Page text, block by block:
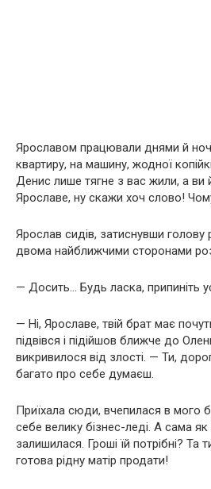
Ярославом працювали днями й
квартиру, на машину, жодної
Денис лише тягне з вас жили, а ви
Ярославе, ну скажи хоч слово!
Ярослав сидів, затиснувши голову
двома найближчими сторонами
— Досить… Будь ласка, припиніть
— Ні, Ярославе, твій брат має
підвівся і підійшов ближче до
викривилося від злості. — Ти,
багато про себе думаєш.
Приїхала сюди, вчепилася в мого
себе велику бізнес-леді. А сама як
залишилася. Гроші їй потрібні? Та
готова рідну матір продати!